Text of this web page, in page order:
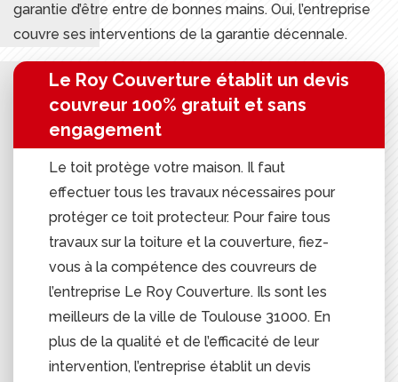
garantie d’être entre de bonnes mains. Oui, l’entreprise
couvre ses interventions de la garantie décennale.
Le Roy Couverture établit un devis
couvreur 100% gratuit et sans
engagement
Le toit protège votre maison. Il faut
effectuer tous les travaux nécessaires pour
protéger ce toit protecteur. Pour faire tous
travaux sur la toiture et la couverture, fiez-
vous à la compétence des couvreurs de
l’entreprise Le Roy Couverture. Ils sont les
meilleurs de la ville de Toulouse 31000. En
plus de la qualité et de l’efficacité de leur
intervention, l’entreprise établit un devis